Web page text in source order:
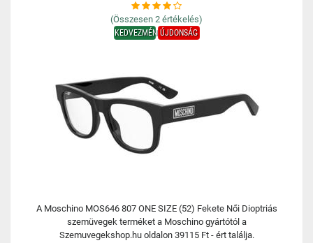
(Összesen 2 értékelés)
KEDVEZMÉNYÚJDONSÁG
A Moschino MOS646 807 ONE SIZE (52) Fekete Női Dioptriás
szemüvegek terméket a Moschino gyártótól a
Szemuvegekshop.hu oldalon 39115 Ft - ért találja.